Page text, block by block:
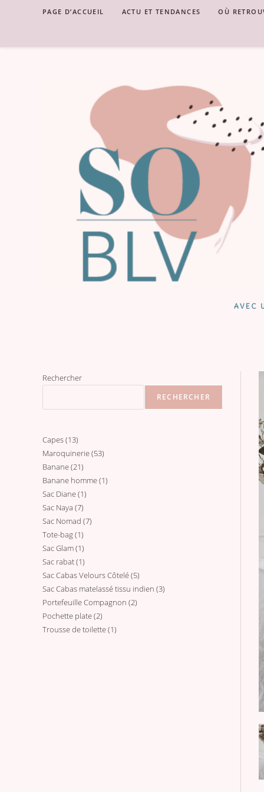
PAGE D’ACCUEIL ACTU ET TENDANCES OÙ
AVEC
Rechercher
RECHERCHER
Capes 1313
produits
Maroquinerie 5353
Banane 2121
produits
Banane homme 11
Sac Diane 11
Sac Naya 77
produits
Sac Nomad 77
Tote-bag 11
produit
Sac Glam 11
produit
Sac rabat 11
produit
Sac Cabas Velours Côtelé 55
produits
Sac Cabas matelassé tissu indien 33
Portefeuille Compagnon 22
Pochette plate 22
produits
Trousse de toilette 11